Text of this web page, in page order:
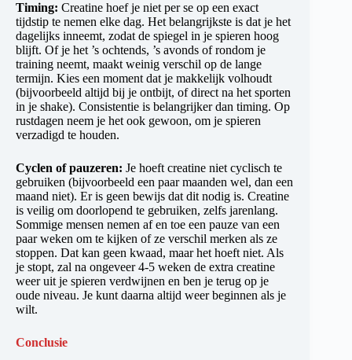
Timing: Creatine hoef je niet per se op een exact
tijdstip te nemen elke dag. Het belangrijkste is dat je het
dagelijks inneemt, zodat de spiegel in je spieren hoog
blijft. Of je het ’s ochtends, ’s avonds of rondom je
training neemt, maakt weinig verschil op de lange
termijn. Kies een moment dat je makkelijk volhoudt
(bijvoorbeeld altijd bij je ontbijt, of direct na het sporten
in je shake). Consistentie is belangrijker dan timing. Op
rustdagen neem je het ook gewoon, om je spieren
verzadigd te houden.
Cyclen of pauzeren: Je hoeft creatine niet cyclisch te
gebruiken (bijvoorbeeld een paar maanden wel, dan een
maand niet). Er is geen bewijs dat dit nodig is. Creatine
is veilig om doorlopend te gebruiken, zelfs jarenlang.
Sommige mensen nemen af en toe een pauze van een
paar weken om te kijken of ze verschil merken als ze
stoppen. Dat kan geen kwaad, maar het hoeft niet. Als
je stopt, zal na ongeveer 4-5 weken de extra creatine
weer uit je spieren verdwijnen en ben je terug op je
oude niveau. Je kunt daarna altijd weer beginnen als je
wilt.
Conclusie